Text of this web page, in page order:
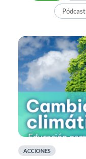
Pódcast
ACCIONES